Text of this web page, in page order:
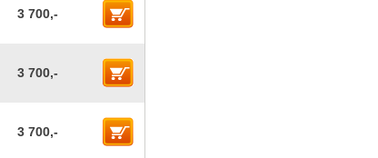
3 700,-
3 700,-
3 700,-